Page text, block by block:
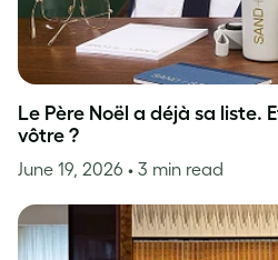
Le Père Noël a déjà sa liste.
vôtre ?
June 19, 2026 • 3 min read